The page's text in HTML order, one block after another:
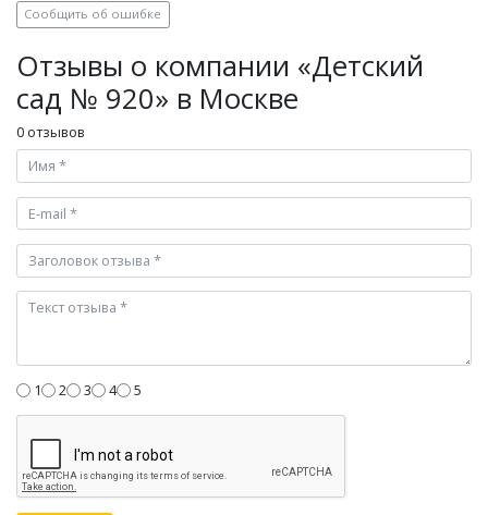
Сообщить об ошибке
Отзывы о компании «Детский
сад № 920» в Москве
0 отзывов
1 2 3 4 5